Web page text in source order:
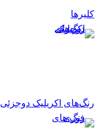
کلیرها
رنگ‌های اکریلیک دوجزئی